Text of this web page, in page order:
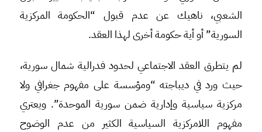
الشعبي، ناهيك عن عدم قبول “الحكومة المركزية
السورية” أو أية حكومة أخرى لهذا العقد.
لم يتطرق العقد الاجتماعي لحدود فدرالية شمال سورية،
حيث ورد في ديباجته “ومؤسسة على مفهوم جغرافي ولا
مركزية سياسية وإدارية ضمن سورية الموحدة”. ويعتري
مفهوم اللامركزية السياسية الكثير من عدم الوضوح